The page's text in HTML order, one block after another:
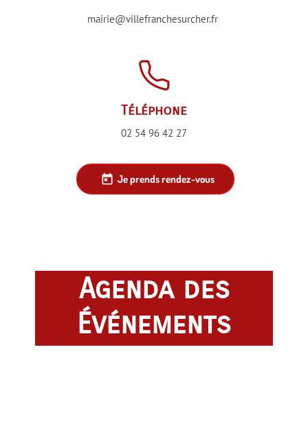
today Je prends rendez-vous
mairie@villefranchesurcher.fr
Téléphone
02 54 96 42 27
Agenda des
Événements